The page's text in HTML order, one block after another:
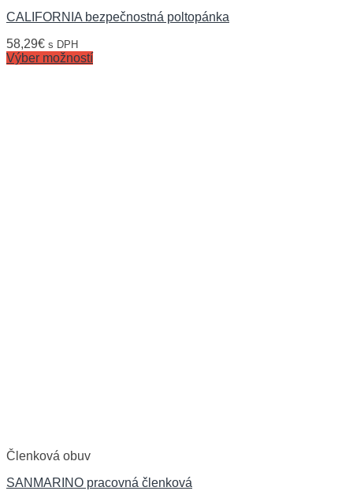
CALIFORNIA bezpečnostná poltopánka
58,29€ s DPH
Výber možností
Členková obuv
SANMARINO pracovná členková